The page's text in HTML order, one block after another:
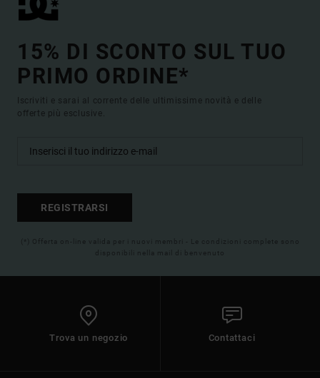
15% DI SCONTO SUL TUO
PRIMO ORDINE*
Iscriviti e sarai al corrente delle ultimissime novità e delle
offerte più esclusive.
REGISTRARSI
(*) Offerta on-line valida per i nuovi membri - Le condizioni complete sono
disponibili nella mail di benvenuto
Trova un negozio Contattaci